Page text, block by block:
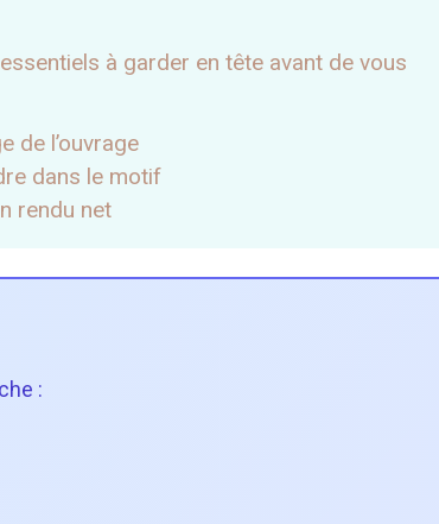
à garder en tête avant de vous
de l’ouvrage
dans le motif
rendu net
: